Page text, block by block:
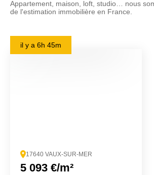
Appartement, maison, loft, studio… nous
de l'estimation immobilière en France.
il y a 6h 45m
17640 VAUX-SUR-MER
5 093 €/m²